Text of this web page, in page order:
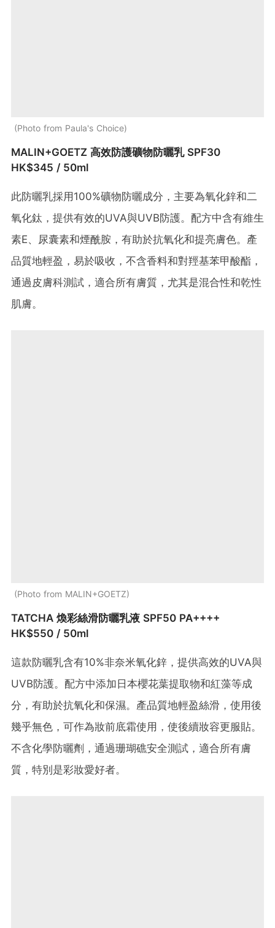
Photo from Paula's Choice
MALIN+GOETZ 高效防護礦物防曬乳 SPF30
HK$345 / 50ml
此防曬乳採用100%礦物防曬成分，主要為氧化鋅和二
氧化鈦，提供有效的UVA與UVB防護。​配方中含有維生
素E、尿囊素和煙酰胺，有助於抗氧化和提亮膚色。​產
品質地輕盈，易於吸收，不含香料和對羥基苯甲酸酯，
通過皮膚科測試，適合所有膚質，尤其是混合性和乾性
肌膚。​
Photo from MALIN+GOETZ
TATCHA 煥彩絲滑防曬乳液 SPF50 PA++++
HK$550 / 50ml
這款防曬乳含有10%非奈米氧化鋅，提供高效的UVA與
UVB防護。​配方中添加日本櫻花葉提取物和紅藻等成
分，有助於抗氧化和保濕。​產品質地輕盈絲滑，使用後
幾乎無色，可作為妝前底霜使用，使後續妝容更服貼。​
不含化學防曬劑，通過珊瑚礁安全測試，適合所有膚
質，特別是彩妝愛好者。​